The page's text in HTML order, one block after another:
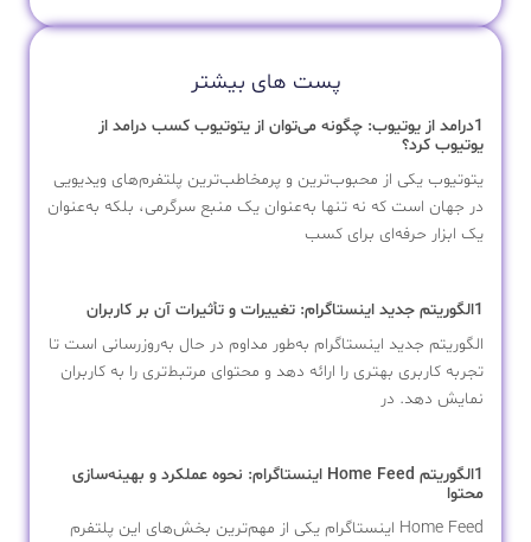
پست های بیشتر
1درامد از یوتیوب: چگونه می‌توان از یتوتیوب کسب درامد از
یوتیوب کرد؟
یتوتیوب یکی از محبوب‌ترین و پرمخاطب‌ترین پلتفرم‌های ویدیویی
در جهان است که نه تنها به‌عنوان یک منبع سرگرمی، بلکه به‌عنوان
یک ابزار حرفه‌ای برای کسب
1الگوریتم جدید اینستاگرام: تغییرات و تأثیرات آن بر کاربران
الگوریتم جدید اینستاگرام به‌طور مداوم در حال به‌روزرسانی است تا
تجربه کاربری بهتری را ارائه دهد و محتوای مرتبط‌تری را به کاربران
نمایش دهد. در
1الگوریتم Home Feed اینستاگرام: نحوه عملکرد و بهینه‌سازی
محتوا
Home Feed اینستاگرام یکی از مهم‌ترین بخش‌های این پلتفرم